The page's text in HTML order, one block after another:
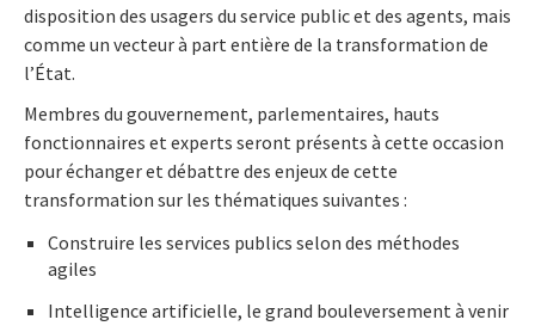
disposition des usagers du service public et des agents, mais
comme un vecteur à part entière de la transformation de
l’État.
Membres du gouvernement, parlementaires, hauts
fonctionnaires et experts seront présents à cette occasion
pour échanger et débattre des enjeux de cette
transformation sur les thématiques suivantes :
Construire les services publics selon des méthodes
agiles
Intelligence artificielle, le grand bouleversement à venir